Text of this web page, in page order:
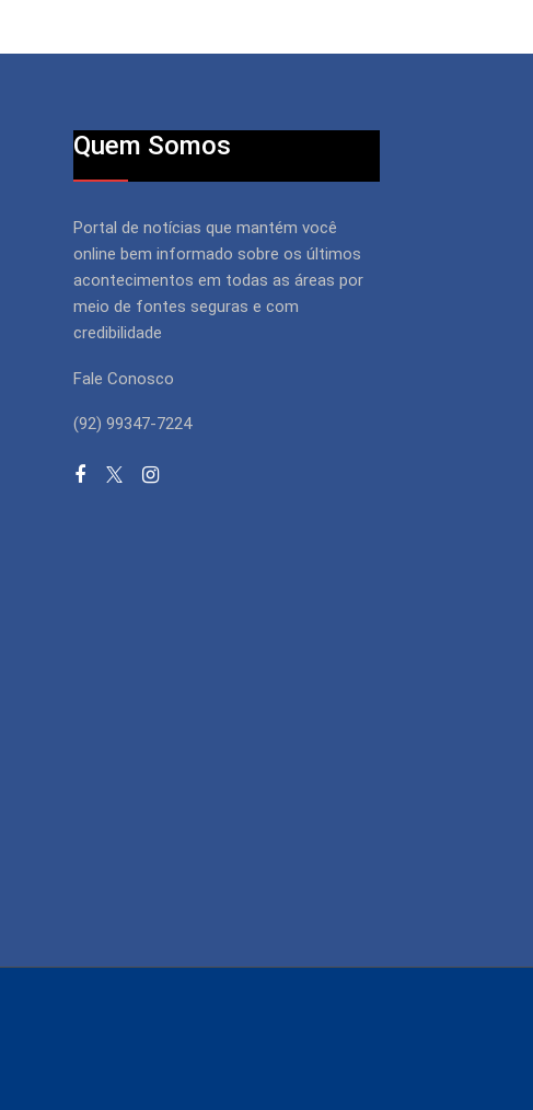
Quem Somos
Portal de notícias que mantém você
online bem informado sobre os últimos
acontecimentos em todas as áreas por
meio de fontes seguras e com
credibilidade
Fale Conosco
(92) 99347-7224